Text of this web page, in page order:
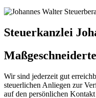
Steuer­kanzlei
Wir sind jederzeit gut
steuerlichen Anliegen zur
auf den persönlichen